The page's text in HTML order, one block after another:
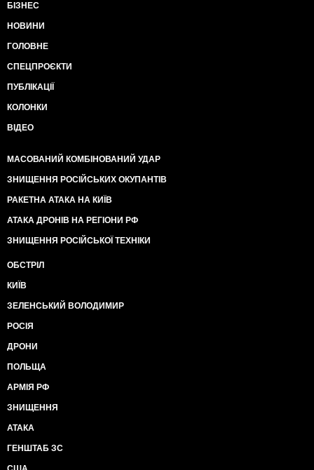
БІЗНЕС
НОВИНИ
ГОЛОВНЕ
СПЕЦПРОЄКТИ
ПУБЛІКАЦІЇ
КОЛОНКИ
ВІДЕО
МАСОВАНИЙ КОМБІНОВАНИЙ УДАР
ЗНИЩЕННЯ РОСІЙСЬКИХ ОКУПАНТІВ
РАКЕТНА АТАКА НА КИЇВ
АТАКА ДРОНІВ НА РЕГІОНИ РФ
ЗНИЩЕННЯ РОСІЙСЬКОЇ ТЕХНІКИ
ОБСТРІЛ
КИЇВ
ЗЕЛЕНСЬКИЙ ВОЛОДИМИР
РОСІЯ
ДРОНИ
ПОЛЬЩА
АРМІЯ РФ
ЗНИЩЕННЯ
АТАКА
ГЕНШТАБ ЗС